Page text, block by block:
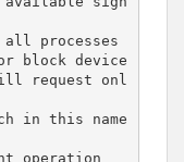
block device